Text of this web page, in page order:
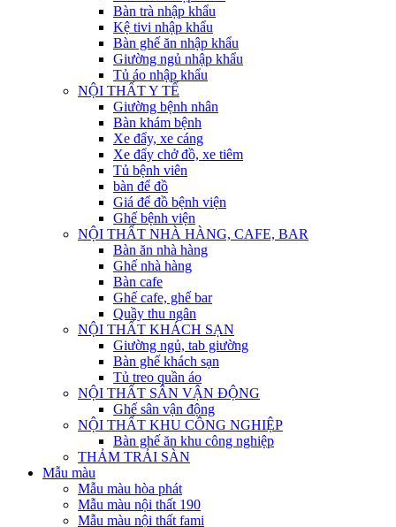
Bàn trà nhập khẩu
Kệ tivi nhập khẩu
Bàn ghế ăn nhập khẩu
Giường ngủ nhập khẩu
Tủ áo nhập khẩu
NỘI THẤT Y TẾ
Giường bệnh nhân
Bàn khám bệnh
Xe đẩy, xe cáng
Xe đẩy chở đồ, xe tiêm
Tủ bệnh viên
bàn để đồ
Giá để đồ bệnh viện
Ghế bệnh viện
NỘI THẤT NHÀ HÀNG, CAFE, BAR
Bàn ăn nhà hàng
Ghế nhà hàng
Bàn cafe
Ghế cafe, ghế bar
Quầy thu ngân
NỘI THẤT KHÁCH SẠN
Giường ngủ, tab giường
Bàn ghế khách sạn
Tủ treo quần áo
NỘI THẤT SÂN VẬN ĐỘNG
Ghế sân vận động
NỘI THẤT KHU CÔNG NGHIỆP
Bàn ghế ăn khu công nghiệp
THẢM TRẢI SÀN
Mẫu màu
Mẫu màu hòa phát
Mẫu màu nội thất 190
Mẫu màu nội thất fami